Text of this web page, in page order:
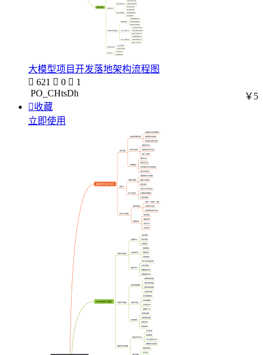
大模型项目开发落地架构流程图
 621  0  1
PO_CHtsDh
￥5
收藏
立即使用